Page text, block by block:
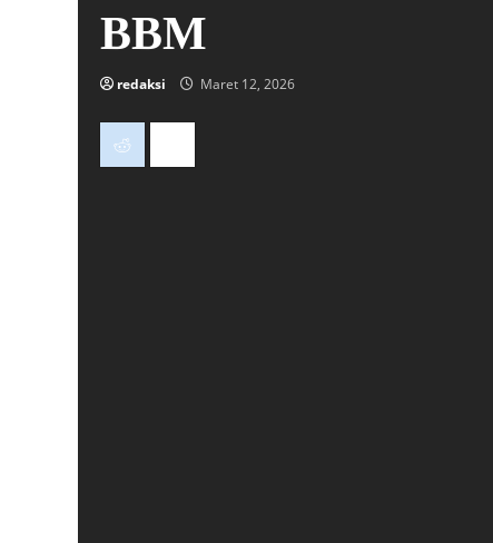
BBM
redaksi Maret 12, 2026